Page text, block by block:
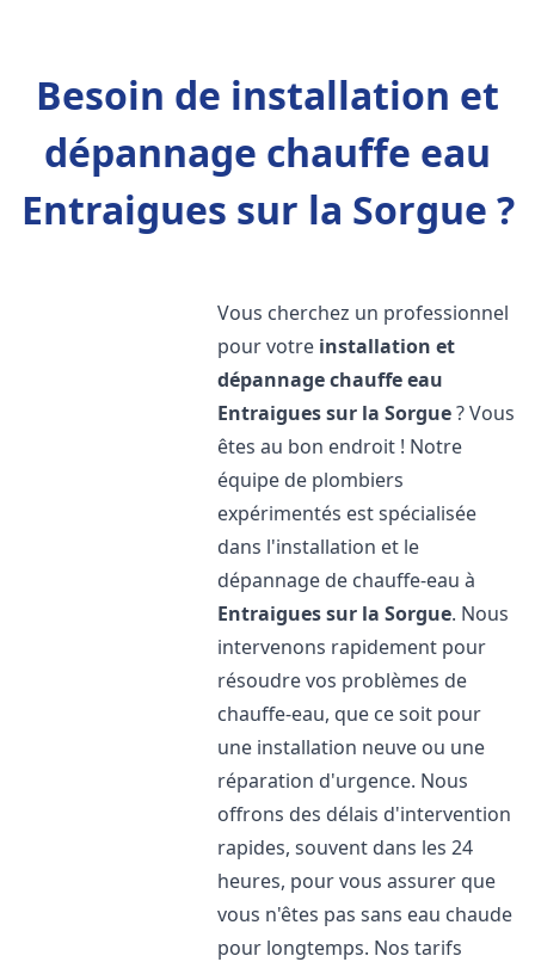
Besoin de installation et
dépannage chauffe eau
Entraigues sur la Sorgue ?
Vous cherchez un professionnel
pour votre installation et
dépannage chauffe eau
Entraigues sur la Sorgue? Vous
êtes au bon endroit ! Notre
équipe de plombiers
expérimentés est spécialisée
dans l'installation et le
dépannage de chauffe-eau à
Entraigues sur la Sorgue. Nous
intervenons rapidement pour
résoudre vos problèmes de
chauffe-eau, que ce soit pour
une installation neuve ou une
réparation d'urgence. Nous
offrons des délais d'intervention
rapides, souvent dans les 24
heures, pour vous assurer que
vous n'êtes pas sans eau chaude
pour longtemps. Nos tarifs